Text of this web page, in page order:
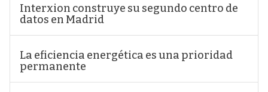
Interxion construye su segundo centro de
datos en Madrid
La eficiencia energética es una prioridad
permanente